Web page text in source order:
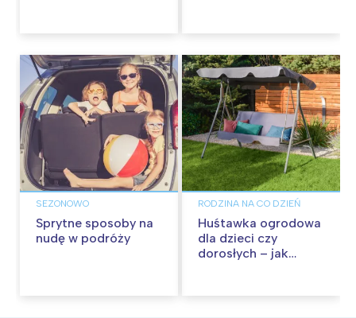
SEZONOWO
Sprytne sposoby na
nudę w podróży
RODZINA NA CO DZIEŃ
Huśtawka ogrodowa
dla dzieci czy
dorosłych – jak